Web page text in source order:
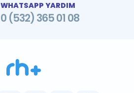
WHATSAPP YARDIM
0 (532) 365 01 08